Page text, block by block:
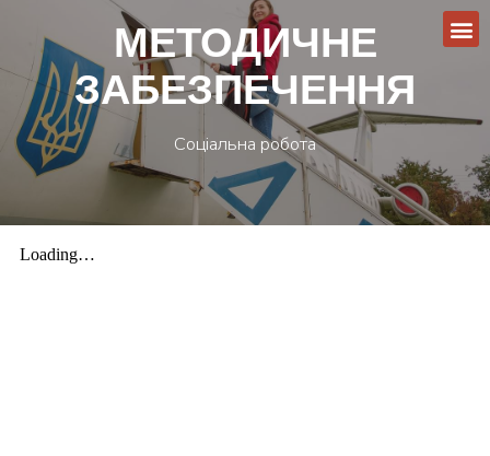
МЕТОДИЧНЕ
ЗАБЕЗПЕЧЕННЯ
Соціальна робота